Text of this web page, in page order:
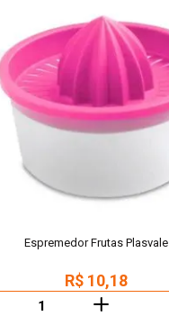
Espremedor Frutas Plasvale
R$ 10,18
＋